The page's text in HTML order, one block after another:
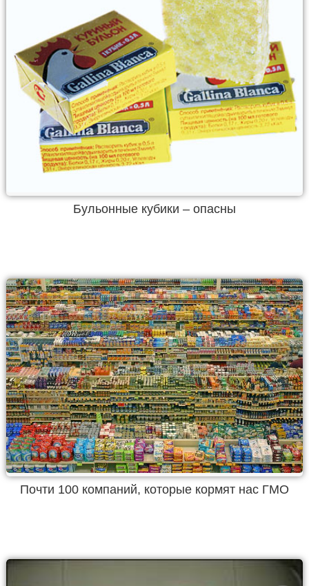
Бульонные кубики – опасны
Почти 100 компаний, которые кормят нас ГМО